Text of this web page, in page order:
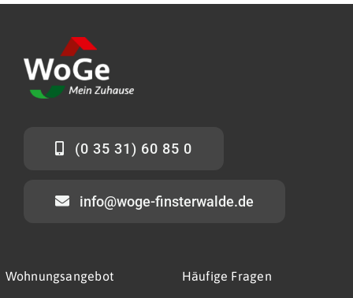
(0 35 31) 60 85 0
info@woge-finsterwalde.de
Wohnungsangebot Häufige Fragen